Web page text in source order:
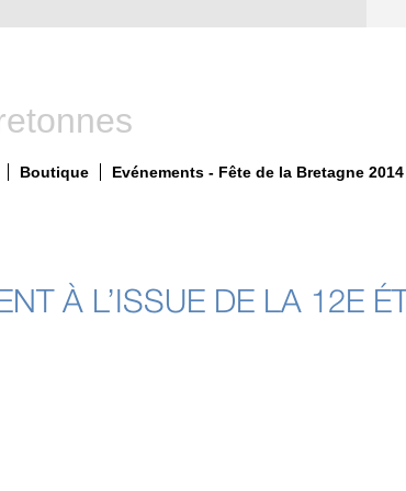
Boutique Evénements - Fête de la Bretagne 2014
À L’ISSUE DE LA 12E